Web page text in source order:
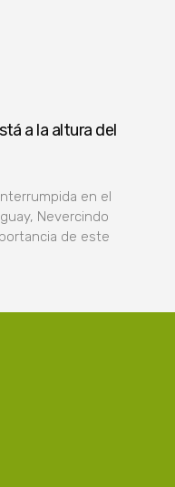
a la altura del
en el
Nevercindo
de este